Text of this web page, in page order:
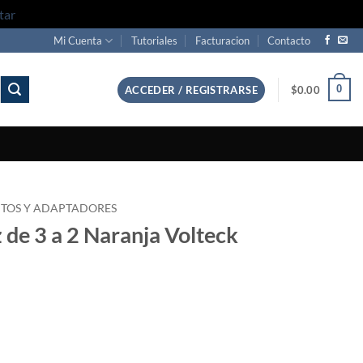
Mi Cuenta Tutoriales Facturacion Contacto
ACCEDER / REGISTRARSE $0.00 0
Y ADAPTADORES
3 a 2 Naranja Volteck